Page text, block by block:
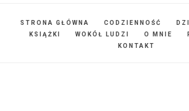
STRONA GŁÓWNA CODZIENNOŚĆ
KSIĄŻKI
WOKÓŁ LUDZI O MNIE
KONTAKT